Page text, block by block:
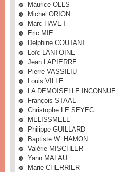
Maurice OLLS
Michel ORION
Marc HAVET
Eric MIE
Delphine COUTANT
Loïc LANTOINE
Jean LAPIERRE
Pierre VASSILIU
Louis VILLE
LA DEMOISELLE INCONNUE
François STAAL
Christophe LE SEYEC
MELISSMELL
Philippe GUILLARD
Baptiste W. HAMON
Valérie MISCHLER
Yann MALAU
Marie CHERRIER